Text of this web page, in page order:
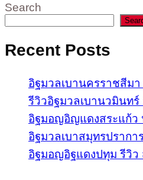
Search
Recent Posts
อิฐมวลเบานครราชสีม
รีวิวอิฐมวลเบานวมินท
อิฐมอญอิญแดงสระแก้
อิฐมวลเบาสมุทรปรากา
อิฐมอญอิฐแดงปทุม รีวิว